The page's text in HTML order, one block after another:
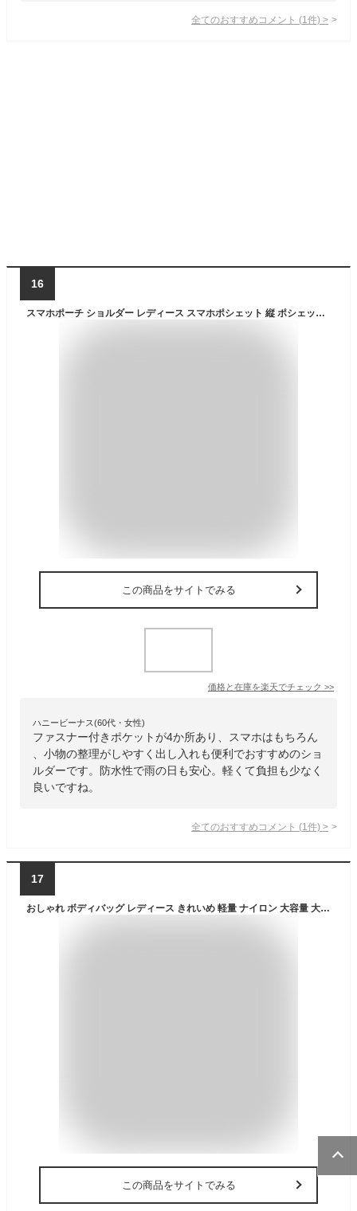
全てのおすすめコメント (1 件) >
16
スマホポーチ ショルダー レディース スマホポシェット 縦 ポシェット レディース 軽量 ナイロン 防水 スマホポーチ ミニ ショルダー バッグ 定期入れ ICカード 散歩ポーチ かわいい
この商品をサイトでみる
価格と在庫を楽天でチェック >>
ハニービーナス(60代・女性)
ファスナー付きポケットが4か所あり、スマホはもちろん
、小物の整理がしやすく出し入れも便利でおすすめのショ
ルダーです。防水性で雨の日も安心。軽くて負担も少なく
良いですね。
全てのおすすめコメント (1 件) >
17
おしゃれ ボディバッグ レディース きれいめ 軽量 ナイロン 大容量 大きめ 小さめ ワンショルダー ボディバッグ メンズ ショルダーバッグ 斜めがけ 可愛い 女子 ウエストバッグ 男子 ミニバッグ 防水 高校生 中学生 スマホショルダー コンパクト 通勤 デイリーバッグ
この商品をサイトでみる